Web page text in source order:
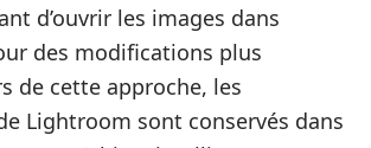
d’ouvrir les images dans
des modifications plus
de cette approche, les
Lightroom sont conservés dans